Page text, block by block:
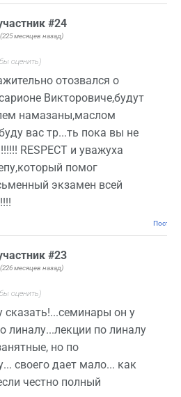
#24
(225 месяцев назад)
оценить)
отозвался о
Викторовиче,будут
намазаны,маслом
вас тр...ть пока вы не
RESPECT и уважуха
помог
экзамен всей
#23
(226 месяцев назад)
оценить)
сказать!...семинары он у
линалу...лекции по линалу
но по
своего дает мало... как
честно полный